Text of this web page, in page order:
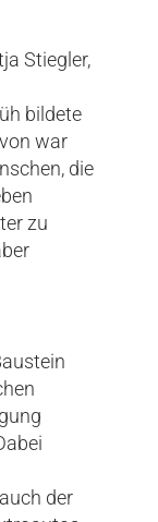
Stiegler,
bildete
war
die
zu
der